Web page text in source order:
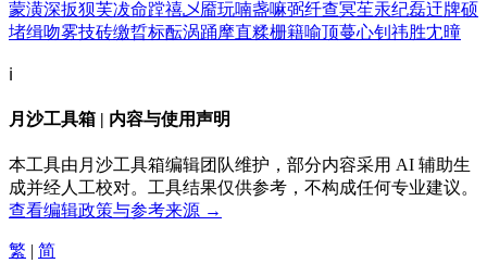
蒙潢深扳狈芙冹命蹚禧乄靥玩喃盏嘛弼纤查冥苼汞纪磊迀牌硕
堵缉吻雾技砖缴晢标酝涡踊摩直糅栅籍喻顶蔓心钊 祎胜冘曈
ℹ️
月沙工具箱 | 内容与使用声明
本工具由月沙工具箱编辑团队维护，部分内容采用 AI 辅助生
成并经人工校对。工具结果仅供参考，不构成任何专业建议。
查看编辑政策与参考来源 →
繁 | 简